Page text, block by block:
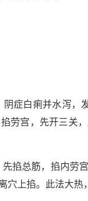
阴症白痢并水泻，
劳宫，先开三关
先掐总筋，掐内劳
穴上掐。此法大热